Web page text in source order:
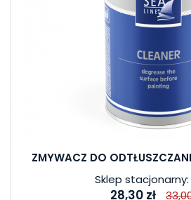
ZMYWACZ DO
Sklep
28,30 zł